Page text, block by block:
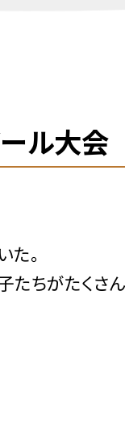
ール大会
。
ちがたくさ